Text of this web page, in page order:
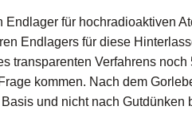
für hochradioaktiven
Endlagers für diese
transparenten Verfahrens noch
kommen. Nach dem
und nicht nach Gutdünken